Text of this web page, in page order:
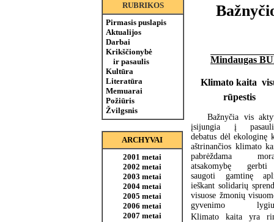
RUBRIKOS
Pirmasis puslapis
Aktualijos
Darbai
Krikščionybė
ir pasaulis
Kultūra
Literatūra
Memuarai
Požiūris
Žvilgsnis
ARCHYVAI
2001 metai
2002 metai
2003 metai
2004 metai
2005 metai
2006 metai
2007 metai
Mindaugas
Klimato kaita 
rūpestis
Bažnyčia vis
įsijungia į
debatus dėl ekologinę
aštrinančios klimato
pabrėždama
atsakomybę
saugoti gamtinę
ieškant solidarių
visuose žmonių
gyvenimo
Klimato kaita yra